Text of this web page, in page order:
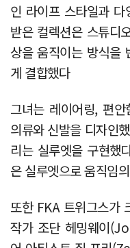
인 라이프 스타일과
받은 컬렉션은 스튜디
상을 움직이는 방식을
게 결합했다
그녀는 레이어링, 편
의류와 신발을 디자인
리는 실루엣을 구현했
은 실루엣으로 움직임
또한 FKA 트위그스가
작가 조단 헤밍웨이